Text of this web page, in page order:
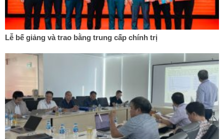
Lễ bế giảng và trao bằng trung cấp chính trị